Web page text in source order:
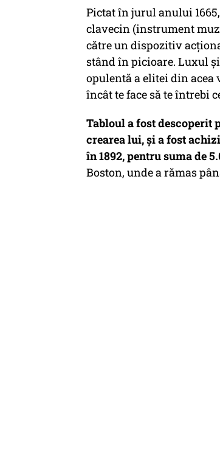
Pictat în jurul anului
clavecin (instrument
către un dispozitiv
stând în picioare. Luxul
opulentă a elitei din acea
încât te face să te întrebi
Tabloul a fost descoperit
crearea lui, și a fost
în 1892, pentru suma de
Boston, unde a rămas